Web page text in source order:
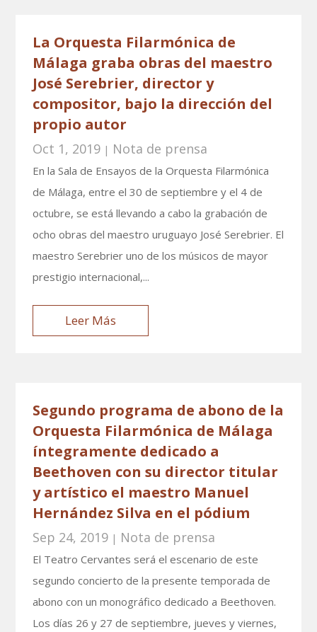
La Orquesta Filarmónica de
Málaga graba obras del maestro
José Serebrier, director y
compositor, bajo la dirección del
propio autor
Oct 1, 2019 | Nota de prensa
En la Sala de Ensayos de la Orquesta Filarmónica
de Málaga, entre el 30 de septiembre y el 4 de
octubre, se está llevando a cabo la grabación de
ocho obras del maestro uruguayo José Serebrier. El
maestro Serebrier uno de los músicos de mayor
prestigio internacional,...
Leer Más
Segundo programa de abono de la
Orquesta Filarmónica de Málaga
íntegramente dedicado a
Beethoven con su director titular
y artístico el maestro Manuel
Hernández Silva en el pódium
Sep 24, 2019 | Nota de prensa
El Teatro Cervantes será el escenario de este
segundo concierto de la presente temporada de
abono con un monográfico dedicado a Beethoven.
Los días 26 y 27 de septiembre, jueves y viernes,